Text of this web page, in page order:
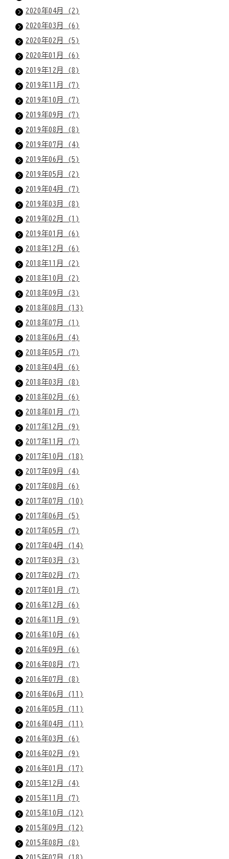
2020年04月 (2)
2020年03月 (6)
2020年02月 (5)
2020年01月 (6)
2019年12月 (8)
2019年11月 (7)
2019年10月 (7)
2019年09月 (7)
2019年08月 (8)
2019年07月 (4)
2019年06月 (5)
2019年05月 (2)
2019年04月 (7)
2019年03月 (8)
2019年02月 (1)
2019年01月 (6)
2018年12月 (6)
2018年11月 (2)
2018年10月 (2)
2018年09月 (3)
2018年08月 (13)
2018年07月 (1)
2018年06月 (4)
2018年05月 (7)
2018年04月 (6)
2018年03月 (8)
2018年02月 (6)
2018年01月 (7)
2017年12月 (9)
2017年11月 (7)
2017年10月 (18)
2017年09月 (4)
2017年08月 (6)
2017年07月 (10)
2017年06月 (5)
2017年05月 (7)
2017年04月 (14)
2017年03月 (3)
2017年02月 (7)
2017年01月 (7)
2016年12月 (6)
2016年11月 (9)
2016年10月 (6)
2016年09月 (6)
2016年08月 (7)
2016年07月 (8)
2016年06月 (11)
2016年05月 (11)
2016年04月 (11)
2016年03月 (6)
2016年02月 (9)
2016年01月 (17)
2015年12月 (4)
2015年11月 (7)
2015年10月 (12)
2015年09月 (12)
2015年08月 (8)
2015年07月 (18)